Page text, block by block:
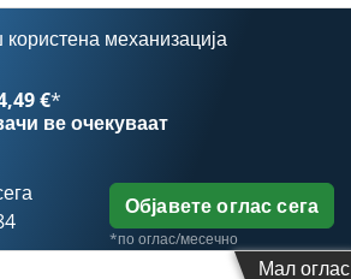
механизација
€*
ве очекуваат
Објавете оглас сега
*по оглас/месечно
Мал оглас